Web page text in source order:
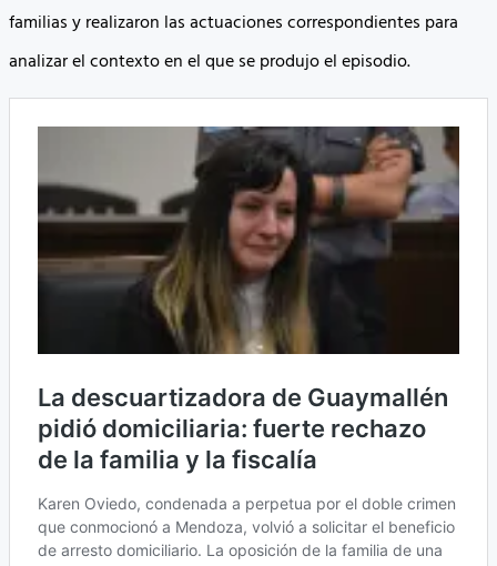
familias y realizaron las actuaciones correspondientes para
analizar el contexto en el que se produjo el episodio.